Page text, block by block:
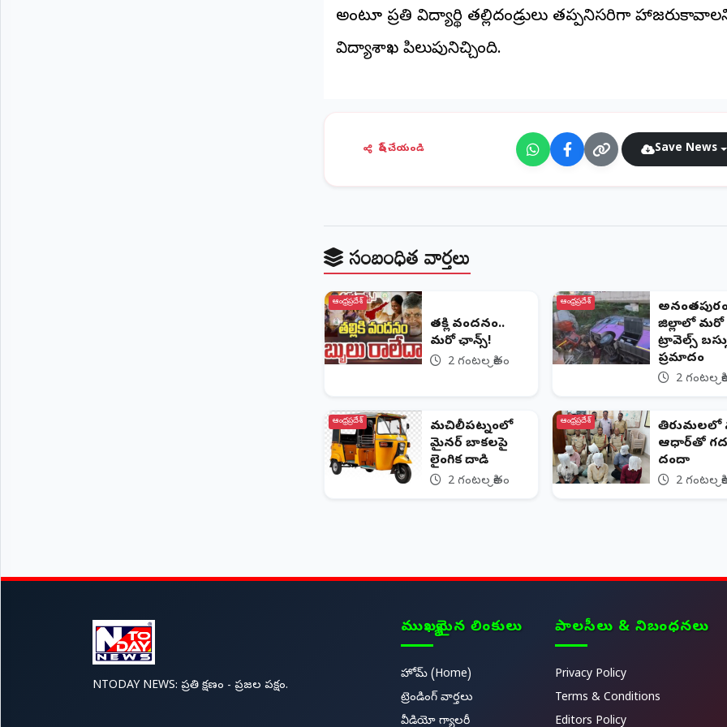
అంటూ ప్రతి విద్యార్థి తల్లిదండ్రులు తప్పనిసరిగా
విద్యాశాఖ పిలుపునిచ్చింది.
షేర్ చేయండి Save News
సంబంధిత వార్తలు
ఆంధ్రప్రదేశ్
తల్లికి వందనం..
మరో ఛాన్స్!
2 గంటల క్రితం
ఆంధ్రప్రదేశ్
జిల్లాలో మరో
ట్రావెల్స్‌
ప్రమాదం
2 గంటల
ఆంధ్రప్రదేశ్
మచిలీపట్నంలో
మైనర్ బాలికలపై
లైంగిక దాడి
2 గంటల క్రితం
ఆంధ్రప్రదేశ్
తిరుమలలో
ఆధార్‌తో
దందా
2 గంటల
NTODAY NEWS: ప్రతి క్షణం - ప్రజల పక్షం.
ముఖ్యమైన లింకులు
హోమ్ (Home)
ట్రెండింగ్ వార్తలు
వీడియో గ్యాలరీ
పాలసీలు & నిబంధనలు
Privacy Policy
Terms & Conditions
Editors Policy